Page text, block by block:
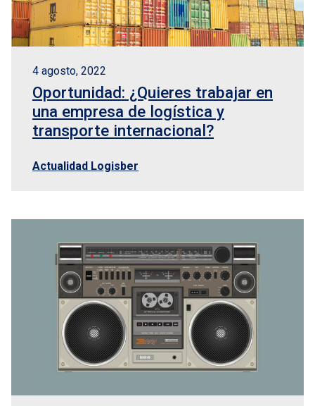
4 agosto, 2022
Oportunidad: ¿Quieres trabajar en
una empresa de logística y
transporte internacional?
Actualidad Logisber